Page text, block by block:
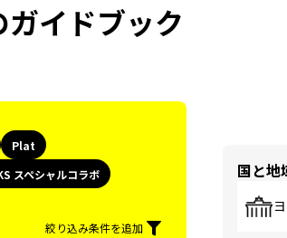
イドブック
Plat
スペシャルコラボ
絞り込み条件を追加
国と地